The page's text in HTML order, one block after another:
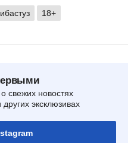
18+
свежих новостях
эксклюзивах